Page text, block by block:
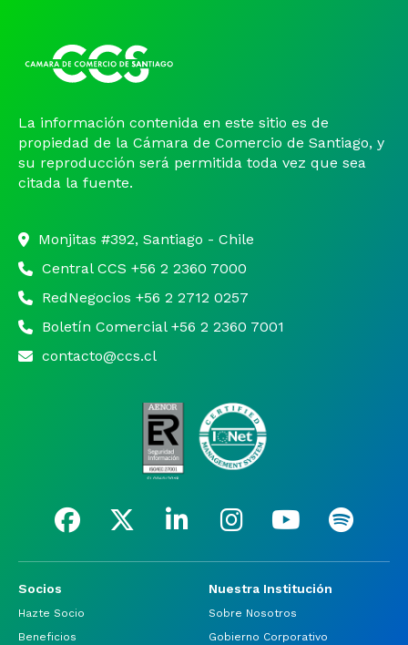
La información contenida en este sitio es de
propiedad de la Cámara de Comercio de Santiago, y
su reproducción será permitida toda vez que sea
citada la fuente.
Monjitas #392, Santiago - Chile
Central CCS +56 2 2360 7000
RedNegocios +56 2 2712 0257
Boletín Comercial +56 2 2360 7001
contacto@ccs.cl
Socios
Hazte Socio
Beneficios
Nuestra Institución
Sobre Nosotros
Gobierno Corporativo